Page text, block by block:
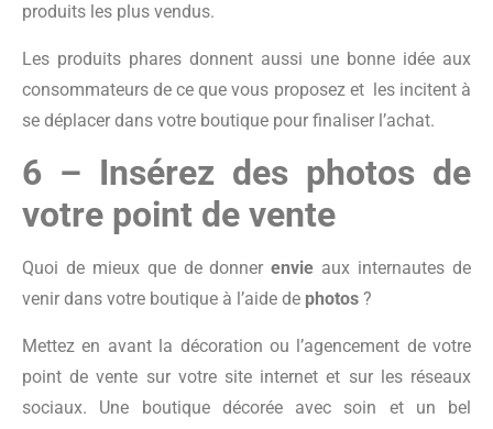
produits les plus vendus.
Les produits phares donnent aussi une bonne idée aux
consommateurs de ce que vous proposez et les incitent à
se déplacer dans votre boutique pour finaliser l’achat.
6 – Insérez des photos de
votre point de vente
Quoi de mieux que de donnerenvie aux internautes de
venir dans votre boutique à l’aide de photos ?
Mettez en avant la décoration ou l’agencement de votre
point de vente sur votre site internet et sur les réseaux
sociaux. Une boutique décorée avec soin et un bel